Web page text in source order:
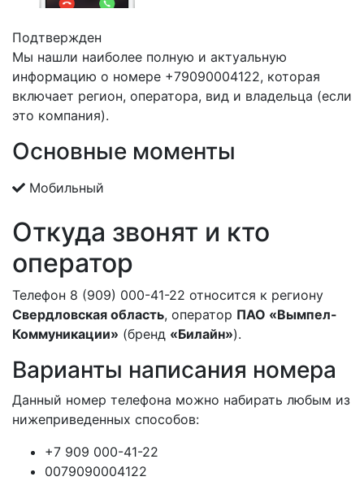
Подтвержден
Мы нашли наиболее полную и актуальную
информацию о номере +79090004122, которая
включает регион, оператора, вид и владельца (если
это компания).
Основные моменты
Мобильный
Откуда звонят и кто
оператор
Телефон 8 (909) 000-41-22 относится к региону
Свердловская область, оператор ПАО «Вымпел-
Коммуникации» (бренд «Билайн»).
Варианты написания номера
Данный номер телефона можно набирать любым из
нижеприведенных способов:
+7 909 000-41-22
0079090004122